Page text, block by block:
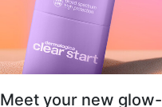
Meet your new glow-